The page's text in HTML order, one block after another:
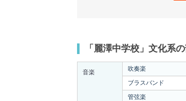
「麗澤中学校」文化系
音楽 吹奏楽
ブラスバンド
管弦楽